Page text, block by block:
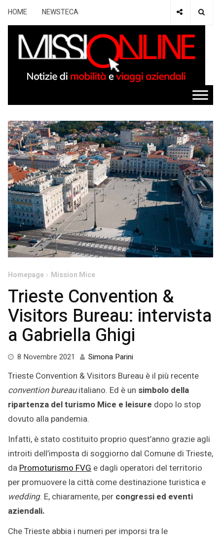
HOME NEWSTECA
Homepage Mission Mice
Trieste Convention &
Visitors Bureau: intervista
a Gabriella Ghigi
8 Novembre 2021 10
2021
Simona Parini
Trieste Convention & Visitors Bureau è il più recente
convention bureauitaliano. Ed è un simbolo della
ripartenza del turismo Mice e leisure dopo lo stop
dovuto alla pandemia.
Infatti, è stato costituito proprio quest’anno grazie agli
introiti dell’imposta di soggiorno dal Comune di Trieste,
daPromoturismo FVG e dagli operatori del territorio
per promuovere la città come destinazione turistica e
wedding. E, chiaramente, per congressi ed eventi
aziendali.
Che Trieste abbia i numeri per imporsi tra le